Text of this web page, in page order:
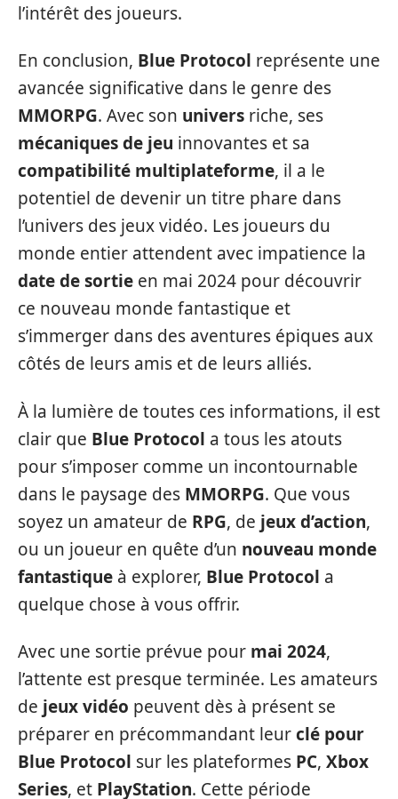
l’intérêt des joueurs.
En conclusion, Blue Protocol représente une
avancée significative dans le genre des
MMORPG. Avec son univers riche, ses
mécaniques de jeu innovantes et sa
compatibilité multiplateforme, il a le
potentiel de devenir un titre phare dans
l’univers des jeux vidéo. Les joueurs du
monde entier attendent avec impatience la
date de sortie en mai 2024 pour découvrir
ce nouveau monde fantastique et
s’immerger dans des aventures épiques aux
côtés de leurs amis et de leurs alliés.
À la lumière de toutes ces informations, il est
clair que Blue Protocol a tous les atouts
pour s’imposer comme un incontournable
dans le paysage des MMORPG. Que vous
soyez un amateur de RPG, de jeux d’action,
ou un joueur en quête d’un nouveau monde
fantastique à explorer, Blue Protocol a
quelque chose à vous offrir.
Avec une sortie prévue pour mai 2024,
l’attente est presque terminée. Les amateurs
de jeux vidéo peuvent dès à présent se
préparer en précommandant leurclé pour
Blue Protocol sur les plateformes PC, Xbox
Series, et PlayStation. Cette période